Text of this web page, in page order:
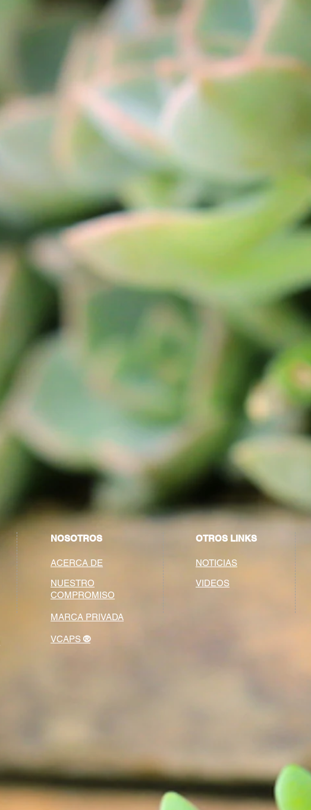
NOSOTROS
ACERCA DE
NUESTRO
COMPROMISO
OTROS LINKS
NOTICIAS
VIDEOS
MARCA PRIVADA
VCAPS ®